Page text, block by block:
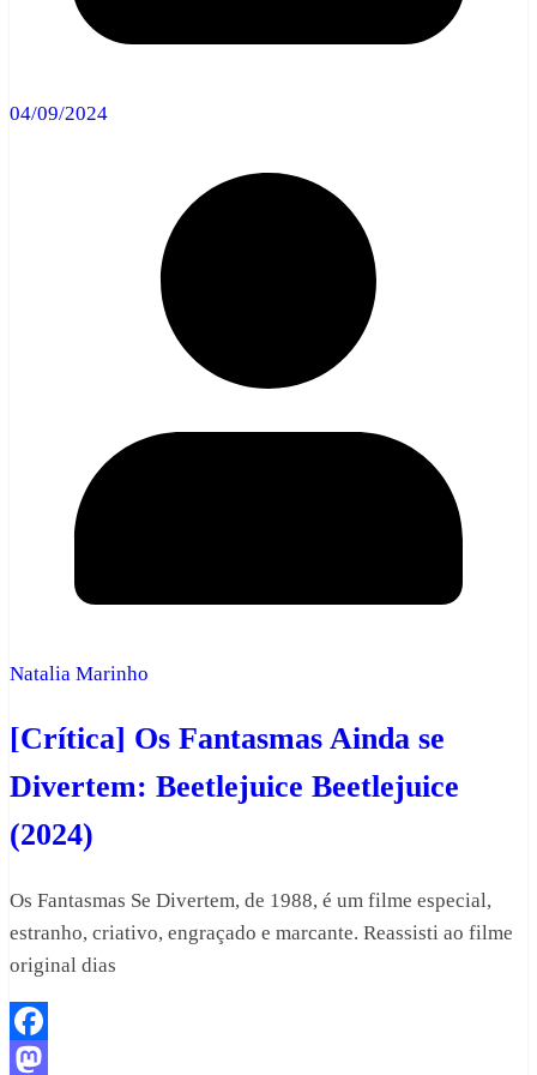
04/09/2024
Natalia Marinho
[Crítica] Os Fantasmas Ainda se
Divertem: Beetlejuice Beetlejuice
(2024)
Os Fantasmas Se Divertem, de 1988, é um filme especial,
estranho, criativo, engraçado e marcante. Reassisti ao filme
original dias
Facebook